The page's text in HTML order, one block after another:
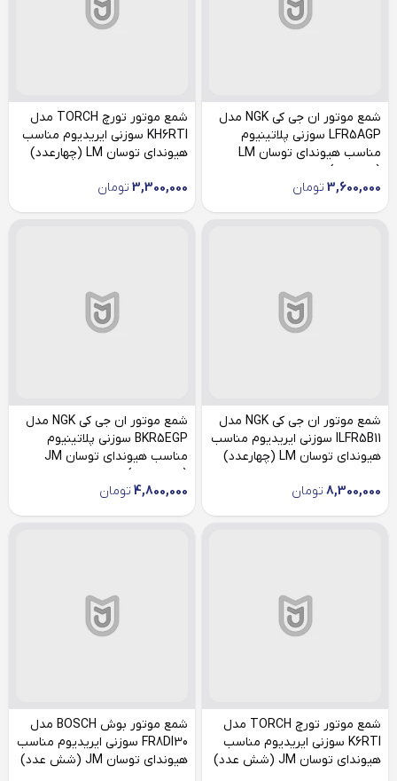
شمع موتور ان جی کی NGK مدل
LFR5AGP سوزنی پلاتینیوم
مناسب هیوندای توسان LM
(چهارعدد)
3,600,000 تومان
شمع موتور تورچ TORCH مدل
KH6RTI سوزنی ایریدیوم مناسب
هیوندای توسان LM (چهارعدد)
3,300,000 تومان
شمع موتور ان جی کی NGK مدل
ILFR5B11 سوزنی ایریدیوم مناسب
هیوندای توسان LM (چهارعدد)
8,300,000 تومان
شمع موتور ان جی کی NGK مدل
BKR5EGP سوزنی پلاتینیوم
مناسب هیوندای توسان JM
(شش عدد)
4,800,000 تومان
شمع موتور تورچ TORCH مدل
K6RTI سوزنی ایریدیوم مناسب
هیوندای توسان JM (شش عدد)
شمع موتور بوش BOSCH مدل
FR8DI30 سوزنی ایریدیوم مناسب
هیوندای توسان JM (شش عدد)